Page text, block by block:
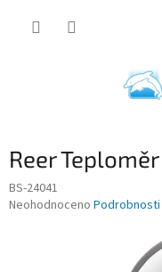
Reer
BS-24041
Průměrné
Neohodnoceno